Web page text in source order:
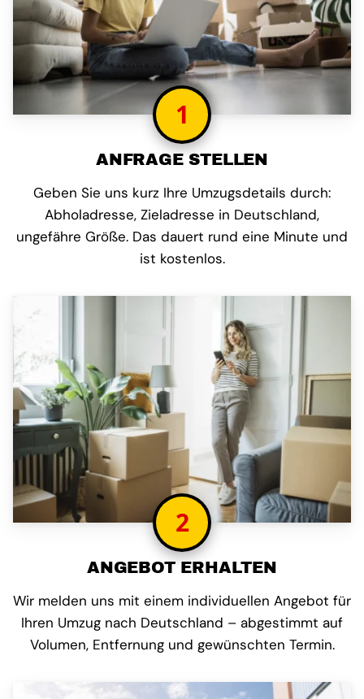
1
ANFRAGE STELLEN
Geben Sie uns kurz Ihre Umzugsdetails durch:
Abholadresse, Zieladresse in Deutschland,
ungefähre Größe. Das dauert rund eine Minute und
ist kostenlos.
2
ANGEBOT ERHALTEN
Wir melden uns mit einem individuellen Angebot für
Ihren Umzug nach Deutschland – abgestimmt auf
Volumen, Entfernung und gewünschten Termin.